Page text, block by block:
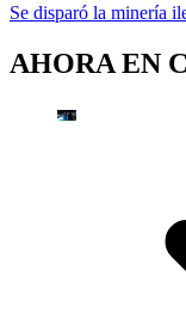
Se disparó la minería
AHORA EN